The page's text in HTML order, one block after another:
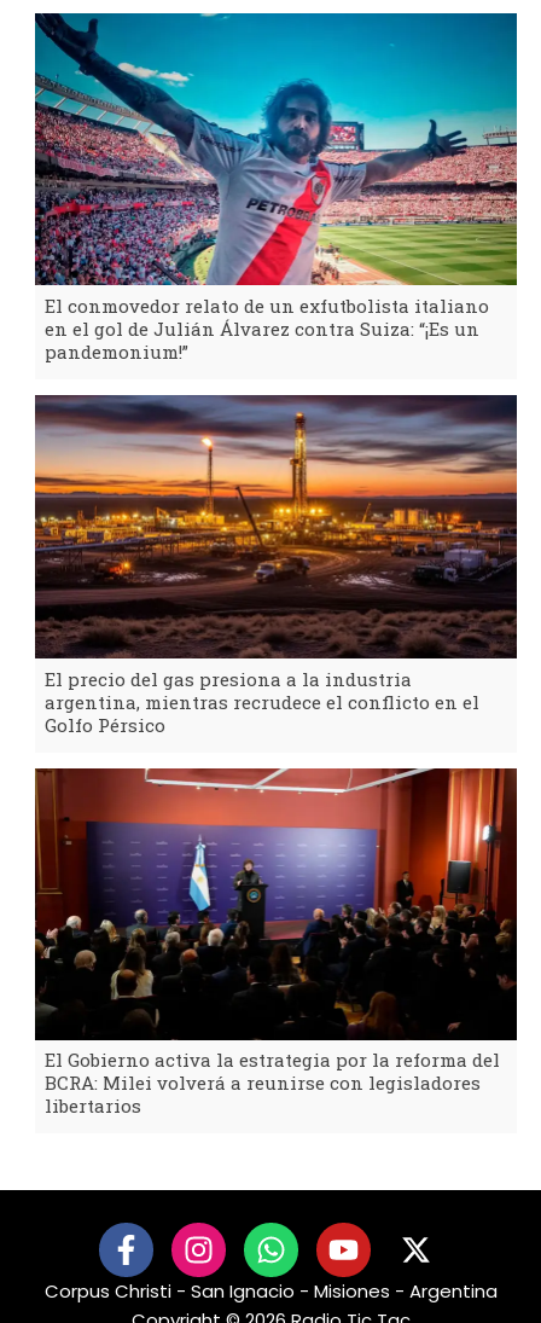
El conmovedor relato de un exfutbolista italiano
en el gol de Julián Álvarez contra Suiza: “¡Es un
pandemonium!”
El precio del gas presiona a la industria
argentina, mientras recrudece el conflicto en el
Golfo Pérsico
El Gobierno activa la estrategia por la reforma del
BCRA: Milei volverá a reunirse con legisladores
libertarios
F
a
c
I
n
s
W
h
a
Y
o
u
X
-
t
Corpus Christi - San Ignacio - Misiones - Argentina